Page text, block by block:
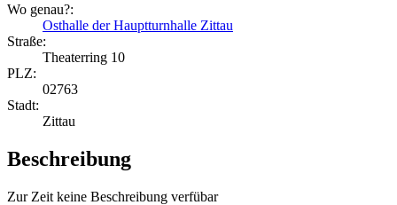
Wo genau?:
Osthalle der Hauptturnhalle Zittau
Straße:
Theaterring 10
PLZ:
02763
Stadt:
Zittau
Beschreibung
Zur Zeit keine Beschreibung verfübar